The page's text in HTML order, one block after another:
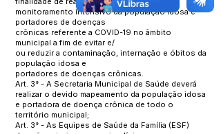
monitoramento intensivo da população idosa e
portadores de doenças
crônicas referente a COVID-19 no âmbito
municipal a fim de evitar e/
ou reduzir a contaminação, internação e óbitos da
população idosa e
portadores de doenças crônicas.
Art. 3° - A Secretaria Municipal de Saúde deverá
realizar o devido mapeamento da população idosa
e portadora de doença crônica de todo o
território municipal;
Art. 3° - As Equipes de Saúde da Família (ESF)